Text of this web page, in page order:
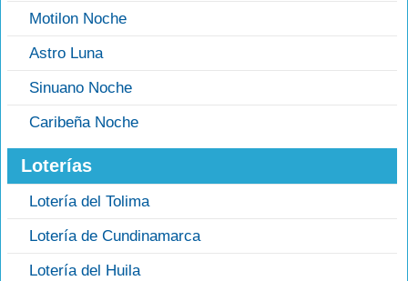
Motilon Noche
Astro Luna
Sinuano Noche
Caribeña Noche
Loterías
Lotería del Tolima
Lotería de Cundinamarca
Lotería del Huila